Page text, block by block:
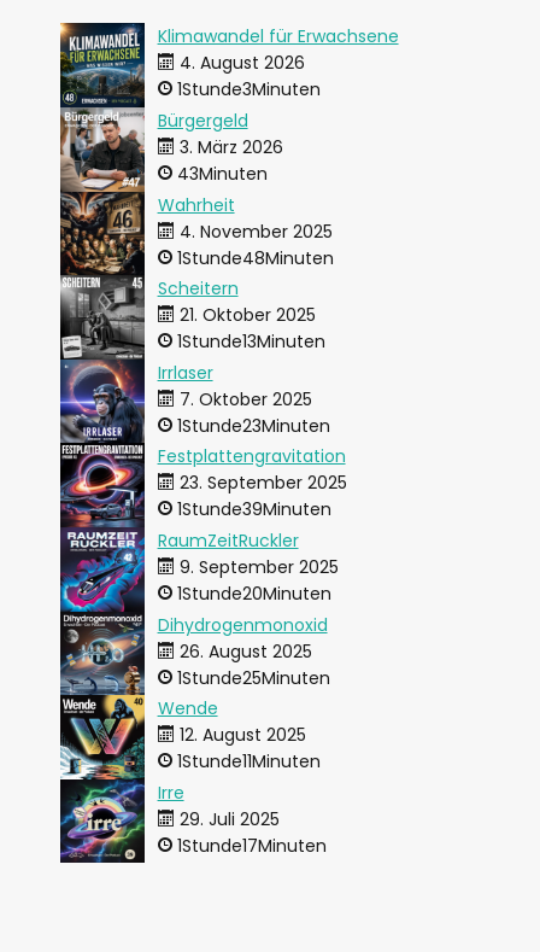
Klimawandel für Erwachsene
4. August 2026
1Stunde3Minuten
Bürgergeld
3. März 2026
43Minuten
Wahrheit
4. November 2025
1Stunde48Minuten
Scheitern
21. Oktober 2025
1Stunde13Minuten
Irrlaser
7. Oktober 2025
1Stunde23Minuten
Festplattengravitation
23. September 2025
1Stunde39Minuten
RaumZeitRuckler
9. September 2025
1Stunde20Minuten
Dihydrogenmonoxid
26. August 2025
1Stunde25Minuten
Wende
12. August 2025
1Stunde11Minuten
Irre
29. Juli 2025
1Stunde17Minuten